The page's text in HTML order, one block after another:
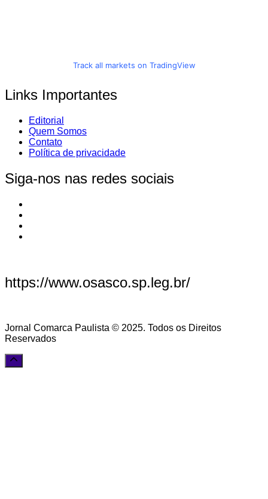
Track all markets on TradingView
Links Importantes
Editorial
Quem Somos
Contato
Política de privacidade
Siga-nos nas redes sociais
https://www.osasco.sp.leg.br/
Jornal Comarca Paulista © 2025. Todos os Direitos
Reservados